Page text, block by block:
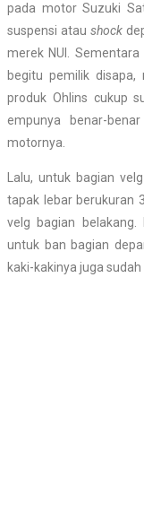
pada motor Suzuki
suspensi atau shock
merek NUI.
begitu pemilik disapa,
produk Ohlins cukup
empunya benar-
motornya.
Lalu, untuk bagian
tapak lebar berukuran
velg bagian
untuk ban bagian
kaki-kakinya juga